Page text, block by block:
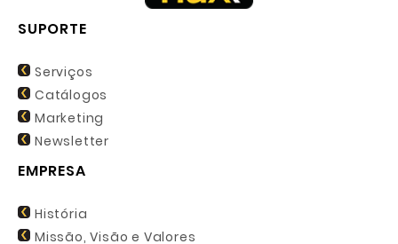
SUPORTE
Serviços
Catálogos
Marketing
Newsletter
EMPRESA
História
Missão, Visão e Valores